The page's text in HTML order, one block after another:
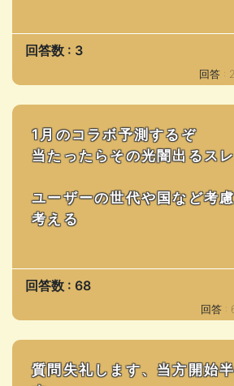
回答数 : 3
回答 :
1月のコラボ予測するぞ
当たったらその光闇出るスレ
ユーザーの世代や国など考
考える
回答数 : 68
回答 :
質問失礼します、当方開始